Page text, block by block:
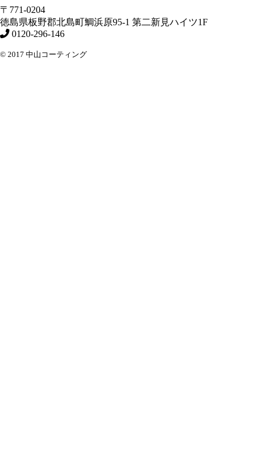
〒771-0204
徳島県板野郡北島町鯛浜原95-1 第二新見ハイツ1F
0120-296-146
© 2017 中山コーティング